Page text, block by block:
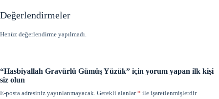
Değerlendirmeler
Henüz değerlendirme yapılmadı.
“Hasbiyallah Gravürlü Gümüş Yüzük” için yorum yapan ilk kişi
siz olun
E-posta adresiniz yayınlanmayacak. Gerekli alanlar* ile işaretlenmişlerdir